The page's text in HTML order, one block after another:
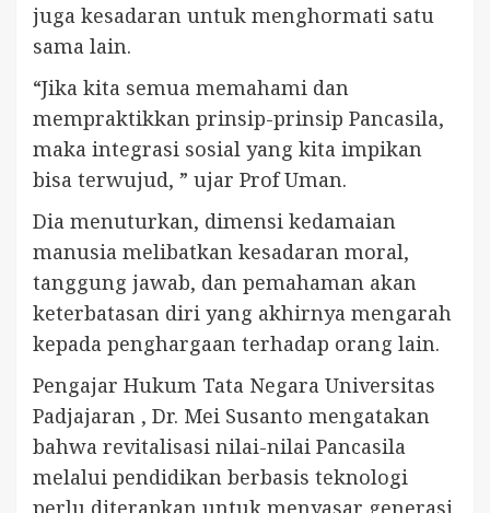
juga kesadaran untuk menghormati satu
sama lain.
“Jika kita semua memahami dan
mempraktikkan prinsip-prinsip Pancasila,
maka integrasi sosial yang kita impikan
bisa terwujud, ” ujar Prof Uman.
Dia menuturkan, dimensi kedamaian
manusia melibatkan kesadaran moral,
tanggung jawab, dan pemahaman akan
keterbatasan diri yang akhirnya mengarah
kepada penghargaan terhadap orang lain.
Pengajar Hukum Tata Negara Universitas
Padjajaran , Dr. Mei Susanto mengatakan
bahwa revitalisasi nilai-nilai Pancasila
melalui pendidikan berbasis teknologi